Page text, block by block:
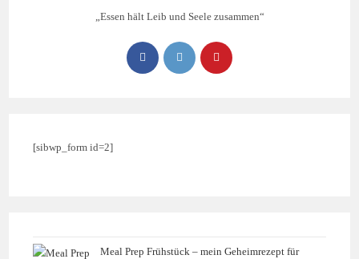
„Essen hält Leib und Seele zusammen“
[sibwp_form id=2]
Meal Prep Frühstück – mein Geheimrezept für